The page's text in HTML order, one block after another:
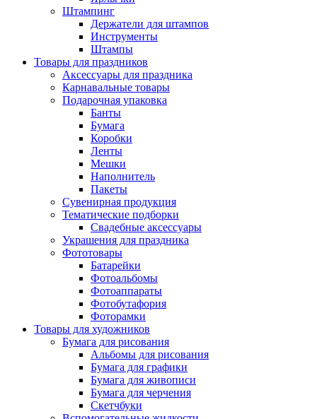
Штампинг
Держатели для штампов
Инструменты
Штампы
Товары для праздников
Аксессуары для праздника
Карнавальные товары
Подарочная упаковка
Банты
Бумага
Коробки
Ленты
Мешки
Наполнитель
Пакеты
Сувенирная продукция
Тематические подборки
Свадебные аксессуары
Украшения для праздника
Фототовары
Батарейки
Фотоальбомы
Фотоаппараты
Фотобутафория
Фоторамки
Товары для художников
Бумага для рисования
Альбомы для рисования
Бумага для графики
Бумага для живописи
Бумага для черчения
Скетчбуки